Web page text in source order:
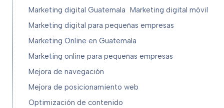
Marketing digital Guatemala Marketing digital móvil
Marketing digital para pequeñas empresas
Marketing Online en Guatemala
Marketing online para pequeñas empresas
Mejora de navegación
Mejora de posicionamiento web
Optimización de contenido